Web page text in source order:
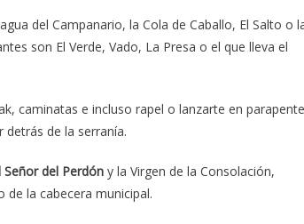
del Campanario, la Cola de Caballo, El Salto o
son El Verde, Vado, La Presa o el que lleva el
caminatas e incluso rapel o lanzarte en parapente
de la serranía.
del Perdón y la Virgen de la Consolación,
de la cabecera municipal.